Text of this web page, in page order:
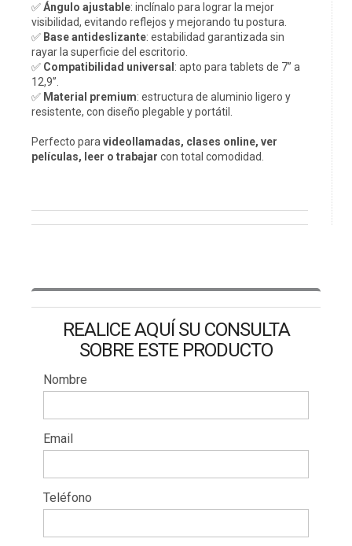
✅Ángulo ajustable: inclínalo para lograr la mejor
visibilidad, evitando reflejos y mejorando tu postura.
✅ Base antideslizante: estabilidad garantizada sin
rayar la superficie del escritorio.
✅ Compatibilidad universal : apto para tablets de 7” a
12,9”.
✅ Material premium: estructura de aluminio ligero y
resistente, con diseño plegable y portátil.
Perfecto paravideollamadas, clases online, ver
películas, leer o trabajar con total comodidad.
REALICE AQUÍ SU CONSULTA
SOBRE ESTE PRODUCTO
Nombre
Email
Teléfono